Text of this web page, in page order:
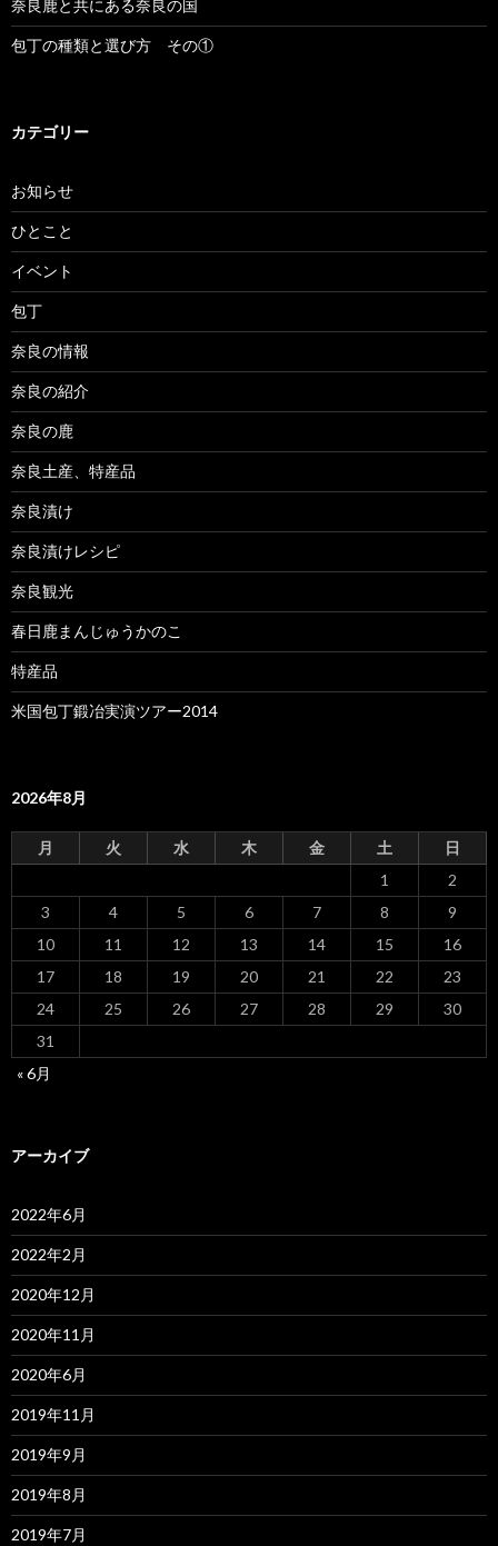
奈良鹿と共にある奈良の国
包丁の種類と選び方 その①
カテゴリー
お知らせ
ひとこと
イベント
包丁
奈良の情報
奈良の紹介
奈良の鹿
奈良土産、特産品
奈良漬け
奈良漬けレシピ
奈良観光
春日鹿まんじゅうかのこ
特産品
米国包丁鍛冶実演ツアー2014
2026年8月
月 火 水 木 金 土
日
1
2
3
4 5 6 7 8
9
10
11 12 13 14 15
16
17
18 19 20 21 22
23
24
25 26 27 28 29
30
31
« 6月
アーカイブ
2022年6月
2022年2月
2020年12月
2020年11月
2020年6月
2019年11月
2019年9月
2019年8月
2019年7月